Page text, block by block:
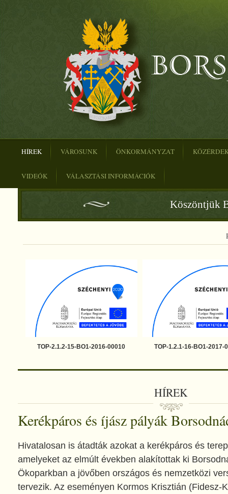
HÍREK VÁROSUNK ÖNKORMÁNYZAT
VIDEÓK VÁLASZTÁSI INFORMÁCIÓK
Köszöntjük
TOP-2.1.2-15-BO1-2016-00010 TOP-1.2.1-16-BO1-2017-
HÍREK
Kerékpáros és íjász pályák
Hivatalosan is átadták azokat a kerékpáros és
amelyeket az elmúlt években alakítottak ki
Ökoparkban a jövőben országos és nemzetközi
tervezik. Az eseményen Kormos Krisztián (Fidesz-